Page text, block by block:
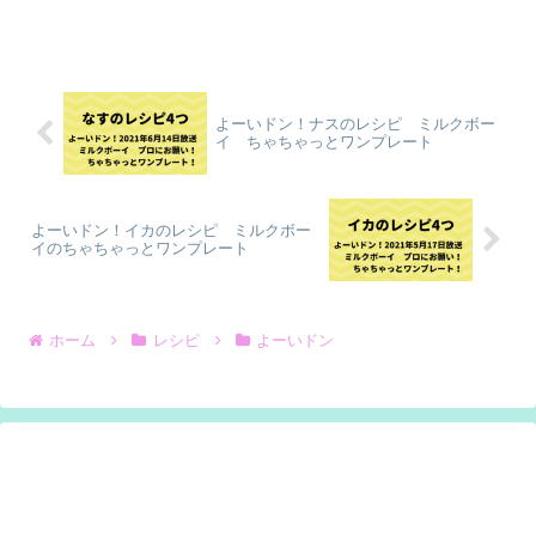
よーいドン！ナスのレシピ ミルクボー
イ ちゃちゃっとワンプレート
よーいドン！イカのレシピ ミルクボー
イのちゃちゃっとワンプレート
ホーム レシピ よーいドン